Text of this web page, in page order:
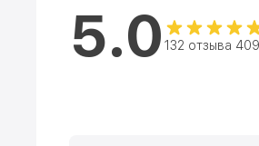
5.0 132 отзыва